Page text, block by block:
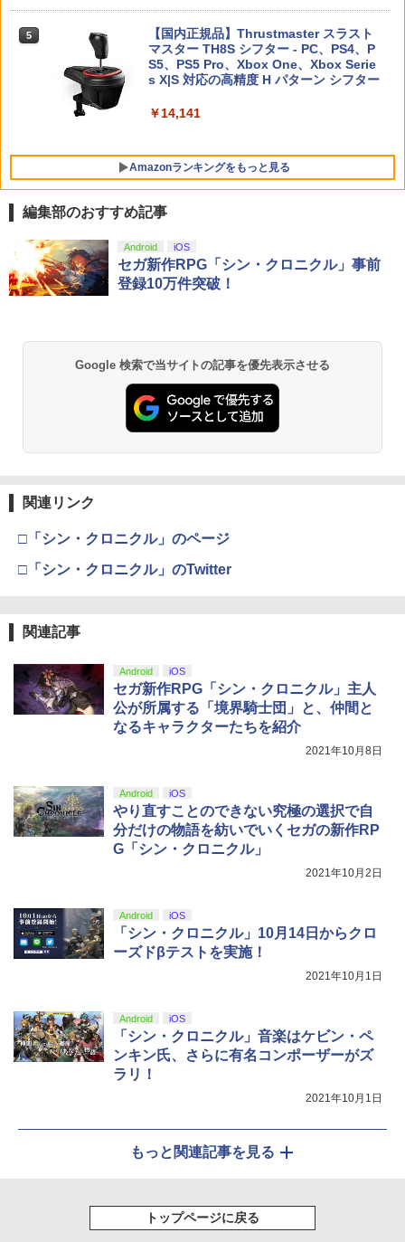
5
【特典】進撃の巨人3 Switch2版(【早
期購入封入特典】DLC)
￥8,518
【特典】Starsand Island（スターサン
ド・アイランド） PS5版(【初回同梱特
￥2,480
ALSHOCK 4) ジェット・ブラック 【メ
￥3,720
5
【中古】【Blu−ray】交響詩篇エウレカ
セブン Blu−ray BOX 1 初回限定生
産 ブックレット付 / 京田知己【監督】
ニンテンドープリペイド番号 5000円|オ
ンラインコード版
【純正品】DualSense ワイヤレスコン
トローラー(CFI-ZCT2J)
￥10,737
5
【国内正規品】Thrustmaster スラスト
マスター TH8S シフター - PC、PS4、P
S5、PS5 Pro、Xbox One、Xbox Serie
s X|S 対応の高精度 H パターン シフター
￥14,141
Amazonランキングをもっと見る
劇場版「鬼滅の刃」無限城編 第一章 猗
窩座再来 通常版 [Blu-ray]
劇場版「鬼滅の刃」無限城編 第一章 猗
窩座再来 通常版 [DVD]
￥3,523
3
ナル三方背収納ケース付きコレクション)
(オリジナル特典:オリジナル巾着＋メー
カー特典:【坤と離】二振りの剣、十翼よ
り来たる！スタジオ描き下ろしイラスト
4
劇場版「鬼滅の刃」無限城編 第一章 猗
窩座再来 完全生産限定版 [Blu-ray]
5
『映画 ラブライブ！蓮ノ空女学院スクー
ルアイドルクラブ Bloom Garden Part
y』Blu-ray（特装限定版）
編集部のおすすめ記事
Android iOS
セガ新作RPG「シン・クロニクル」事前
登録10万件突破！
Google 検索で当サイトの記事を優先表示させる
関連リンク
□「シン・クロニクル」のページ
□「シン・クロニクル」のTwitter
関連記事
Android iOS
セガ新作RPG「シン・クロニクル」主人
公が所属する「境界騎士団」と、仲間と
なるキャラクターたちを紹介
2021年10月8日
Android iOS
やり直すことのできない究極の選択で自
分だけの物語を紡いでいくセガの新作RP
G「シン・クロニクル」
2021年10月2日
Android iOS
「シン・クロニクル」10月14日からクロ
ーズドβテストを実施！
2021年10月1日
Android iOS
「シン・クロニクル」音楽はケビン・ペ
ンキン氏、さらに有名コンポーザーがズ
ラリ！
2021年10月1日
もっと関連記事を見る
トップページに戻る